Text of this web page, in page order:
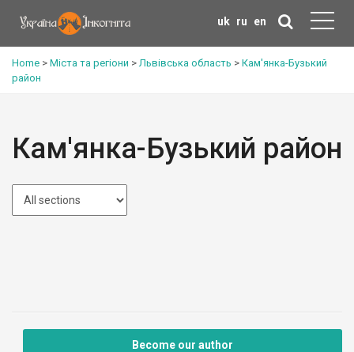
uk ru en
Home > Міста та регіони >Львівська область > Кам'янка-Бузький
район
Кам'янка-Бузький район
Become our author